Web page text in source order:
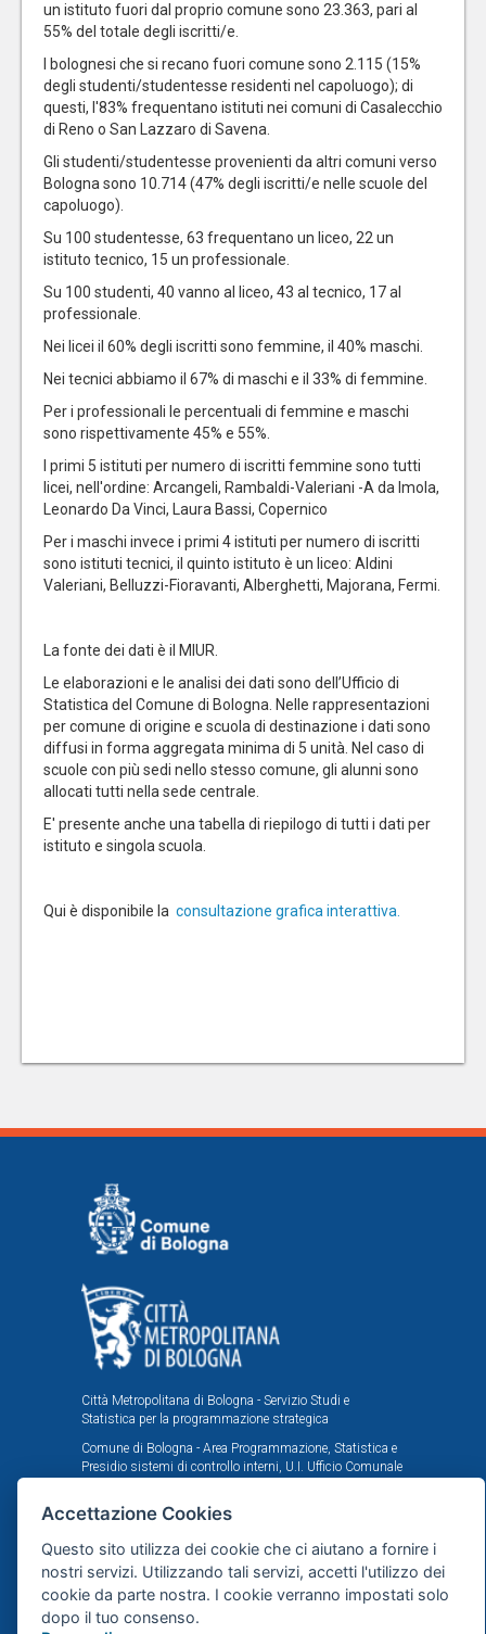
un istituto fuori dal proprio comune sono 23.363, pari al
55% del totale degli iscritti/e.
I bolognesi che si recano fuori comune sono 2.115 (15%
degli studenti/studentesse residenti nel capoluogo); di
questi, l'83% frequentano istituti nei comuni di Casalecchio
di Reno o San Lazzaro di Savena.
Gli studenti/studentesse provenienti da altri comuni verso
Bologna sono 10.714 (47% degli iscritti/e nelle scuole del
capoluogo).
Su 100 studentesse, 63 frequentano un liceo, 22 un
istituto tecnico, 15 un professionale.
Su 100 studenti, 40 vanno al liceo, 43 al tecnico, 17 al
professionale.
Nei licei il 60% degli iscritti sono femmine, il 40% maschi.
Nei tecnici abbiamo il 67% di maschi e il 33% di femmine.
Per i professionali le percentuali di femmine e maschi
sono rispettivamente 45% e 55%.
I primi 5 istituti per numero di iscritti femmine sono tutti
licei, nell'ordine: Arcangeli, Rambaldi-Valeriani -A da Imola,
Leonardo Da Vinci, Laura Bassi, Copernico
Per i maschi invece i primi 4 istituti per numero di iscritti
sono istituti tecnici, il quinto istituto è un liceo: Aldini
Valeriani, Belluzzi-Fioravanti, Alberghetti, Majorana, Fermi.
La fonte dei dati è il MIUR.
Le elaborazioni e le analisi dei dati sono dell’Ufficio di
Statistica del Comune di Bologna. Nelle rappresentazioni
per comune di origine e scuola di destinazione i dati sono
diffusi in forma aggregata minima di 5 unità. Nel caso di
scuole con più sedi nello stesso comune, gli alunni sono
allocati tutti nella sede centrale.
E' presente anche una tabella di riepilogo di tutti i dati per
istituto e singola scuola.
Qui è disponibile la consultazione grafica interattiva.
Città Metropolitana di Bologna - Servizio Studi e
Statistica per la programmazione strategica
Comune di Bologna - Area Programmazione, Statistica e
Presidio sistemi di controllo interni, U.I. Ufficio Comunale
Il portale statistico metropolitano è stato realizzato
Metropolitana e Comune di Bologna in tema di statistica
e ricerche demografiche, sociali ed economiche.
Mappa del sito
Accettazione Cookies
Questo sito utilizza dei cookie che ci aiutano a fornire i
nostri servizi. Utilizzando tali servizi, accetti l'utilizzo dei
cookie da parte nostra. I cookie verranno impostati solo
dopo il tuo consenso.